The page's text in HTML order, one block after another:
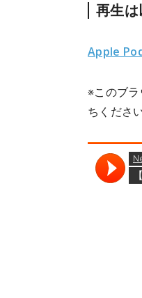
再生
Apple
※このブ
ちくださ